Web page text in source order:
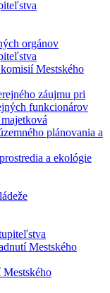
orgánov
Mestského
záujmu pri
funkcionárov
plánovania a
a ekológie
Mestského